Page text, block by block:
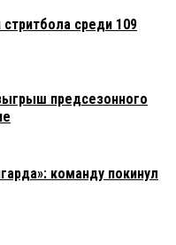
среди 109
предсезонного
команду покинул